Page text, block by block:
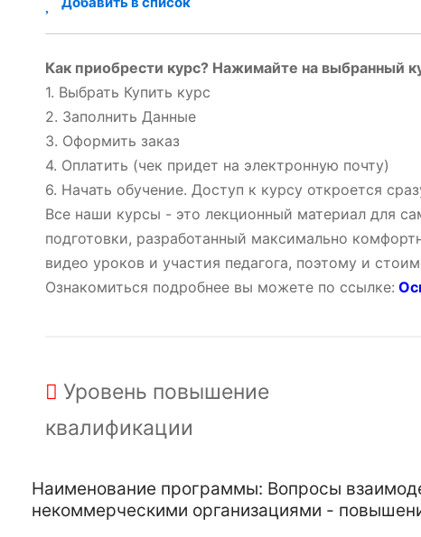
Как приобрести курс? Нажимайте на выбранный
1. Выбрать Купить курс
2. Заполнить Данные
3. Оформить заказ
4. Оплатить (чек придет на электронную почту)
6. Начать обучение. Доступ к курсу откроется
Все наши курсы - это лекционный материал для
подготовки, разработанный максимально
видео уроков и участия педагога, поэтому и
Ознакомиться подробнее вы можете по ссылке:
Уровень повышение
квалификации
Наименование программы: Вопросы
некоммерческими организациями -